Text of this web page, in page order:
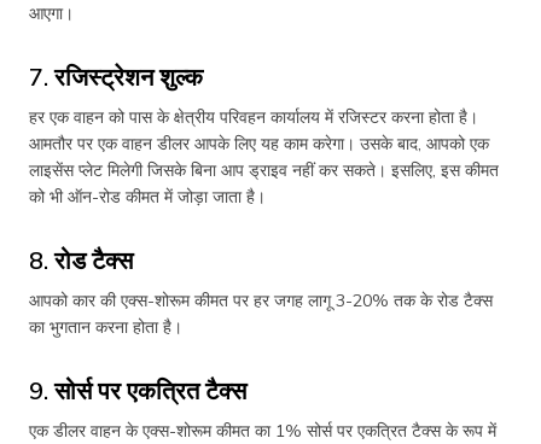
आएगा।
7. रजिस्ट्रेशन शुल्क
हर एक वाहन को पास के क्षेत्रीय परिवहन कार्यालय में रजिस्टर करना होता है।
आमतौर पर एक वाहन डीलर आपके लिए यह काम करेगा। उसके बाद, आपको एक
लाइसेंस प्लेट मिलेगी जिसके बिना आप ड्राइव नहीं कर सकते। इसलिए, इस कीमत
को भी ऑन-रोड कीमत में जोड़ा जाता है।
8. रोड टैक्स
आपको कार की एक्स-शोरूम कीमत पर हर जगह लागू 3-20% तक के रोड टैक्स
का भुगतान करना होता है।
9. सोर्स पर एकत्रित टैक्स
एक डीलर वाहन के एक्स-शोरूम कीमत का 1% सोर्स पर एकत्रित टैक्स के रूप में